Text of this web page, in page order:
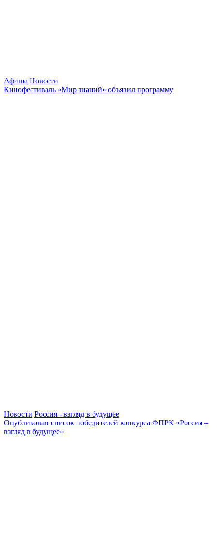
Афиша Новости
Кинофестиваль «Мир знаний» объявил программу
Новости Россия - взгляд в будущее
Опубликован список победителей конкурса ФПРК «Россия –
взгляд в будущее»